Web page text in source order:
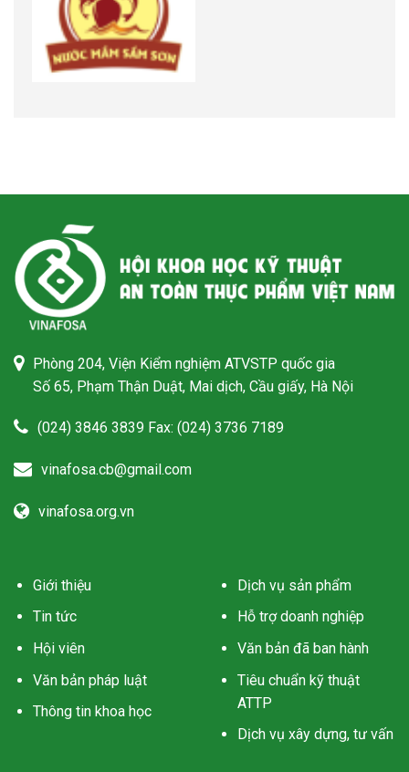
Phòng 204, Viện Kiểm nghiệm ATVSTP quốc gia
Số 65, Phạm Thận Duật, Mai dịch, Cầu giấy, Hà Nội
(024) 3846 3839 Fax: (024) 3736 7189
vinafosa.cb@gmail.com
vinafosa.org.vn
Giới thiệu
Tin tức
Hội viên
Văn bản pháp luật
Thông tin khoa học
Dịch vụ sản phẩm
Hỗ trợ doanh nghiệp
Văn bản đã ban hành
Tiêu chuẩn kỹ thuật
ATTP
Dịch vụ xây dựng, tư vấn